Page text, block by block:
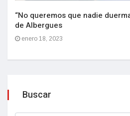
“No queremos que nadie
de Albergues
enero 18, 2023
Buscar